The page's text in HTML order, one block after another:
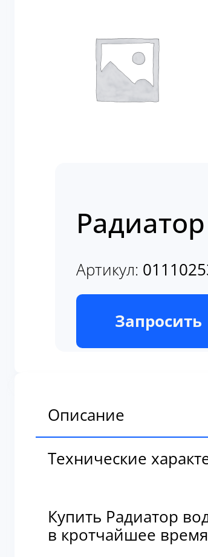
Артикул:
В наличии
Запросить
Описание
Технические
Купить Радиатор
в кротчайшее